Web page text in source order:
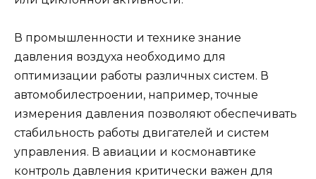
В промышленности и технике знание
давления воздуха необходимо для
оптимизации работы различных систем. В
автомобилестроении, например, точные
измерения давления позволяют обеспечивать
стабильность работы двигателей и систем
управления. В авиации и космонавтике
контроль давления критически важен для